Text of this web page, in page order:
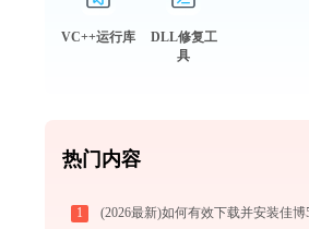
VC++运行库
DLL修复工
具
热门内容
1